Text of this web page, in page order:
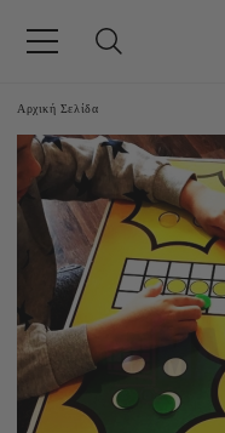
Αρχική Σελίδα